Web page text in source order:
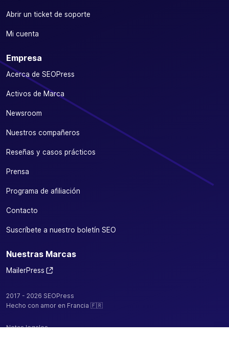
Abrir un ticket de soporte
Mi cuenta
Empresa
Acerca de SEOPress
Activos de Marca
Newsroom
Nuestros compañeros
Reseñas y casos prácticos
Prensa
Programa de afiliación
Contacto
Suscríbete a nuestro boletín SEO
Nuestras Marcas
MailerPress
2017 - 2026 SEOPress
Hecho con amor en Francia 🇫🇷
Notas legales